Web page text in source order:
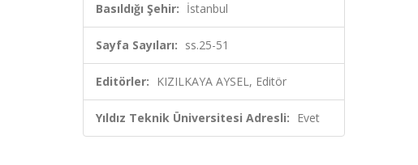
Basıldığı Şehir: İstanbul
Sayfa Sayıları: ss.25-51
Editörler: KIZILKAYA AYSEL, Editör
Yıldız Teknik Üniversitesi Adresli: Evet